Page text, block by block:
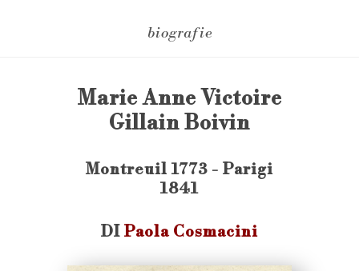
biografie
Marie Anne Victoire
Gillain Boivin
Montreuil 1773 - Parigi
1841
DI Paola Cosmacini